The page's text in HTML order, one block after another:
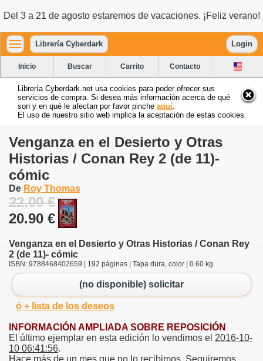
Del 3 a 21 de agosto estaremos de vacaciones. ¡Feliz verano!
Librería Cyberdark Login
Inicio Buscar Carrito Contacto
Librería Cyberdark.net usa cookies para poder ofrecer sus
servicios de compra. Si desea más información acerca de qué
son y en qué le afectan por favor pinche aquí
El uso de nuestro sitio web implica la aceptación de estas cookies.
Venganza en el Desierto y Otras
Historias / Conan Rey 2 (de 11)-
cómic
De Roy Thomas
22.00 €
20.90 €
Venganza en el Desierto y Otras Historias / Conan Rey
2 (de 11)- cómic
ISBN: 9788468402659 | 192 páginas | Tapa dura, color | 0.60 kg
(no disponible) solicitar
ó + lista de los deseos
INFORMACIÓN AMPLIADA SOBRE REPOSICIÓN
El último ejemplar en esta edición lo vendimos el 2016-10-
10 06:41:56.
Hace más de un mes que no lo recibimos. Seguiremos